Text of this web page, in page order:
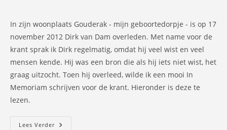
In zijn woonplaats Gouderak - mijn geboortedorpje - is op 17
november 2012 Dirk van Dam overleden. Met name voor de
krant sprak ik Dirk regelmatig, omdat hij veel wist en veel
mensen kende. Hij was een bron die als hij iets niet wist, het
graag uitzocht. Toen hij overleed, wilde ik een mooi In
Memoriam schrijven voor de krant. Hieronder is deze te
lezen.
Lees VerderIn